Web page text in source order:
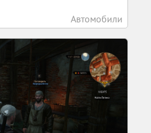
Автомобили